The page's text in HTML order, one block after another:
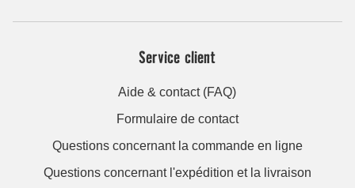
Service client
Aide & contact (FAQ)
Formulaire de contact
Questions concernant la commande en ligne
Questions concernant l'expédition et la livraison